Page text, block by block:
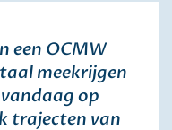
een OCMW
meekrijgen
op
trajecten van